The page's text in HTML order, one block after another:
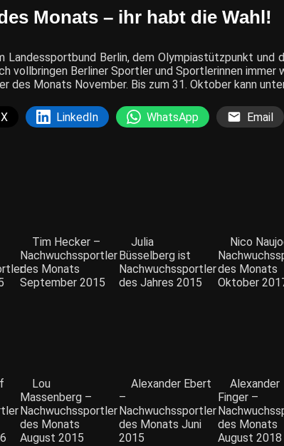
Monats – ihr habt die Wahl!
Berlin, dem Olympiastützpunkt
vollbringen Berliner Sportler und Sportlerinnen
des Monats November. Bis zum 31. Oktober kann
LinkedIn WhatsApp Email
Tim Hecker –
Nachwuchssportler
des Monats
September 2015
Julia
Büsselberg ist
Nachwuchssportler
des Jahres 2015
Nico
des Monats
Oktober
Lou
Massenberg –
Nachwuchssportler
des Monats
August 2015
Alexander Ebert
–
Nachwuchssportler
des Monats Juni
2015
Alexander
Finger –
des Monats
August 2018